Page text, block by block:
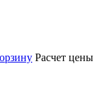
Расчет цены